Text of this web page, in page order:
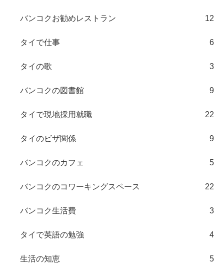
バンコクお勧めレストラン 12
タイで仕事 6
タイの歌 3
バンコクの図書館 9
タイで現地採用就職 22
タイのビザ関係 9
バンコクのカフェ 5
バンコクのコワーキングスペース 22
バンコク生活費 3
タイで英語の勉強 4
生活の知恵 5